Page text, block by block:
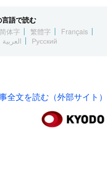
العربية お知らせ
言語で読む
简体字 繁體字
Français
العربية Русский
全文を読む（外部サイト）